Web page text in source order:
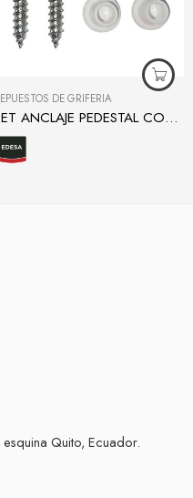
DE GRIFERÍA
SET ANCLAJE PEDESTAL CORTO
Quito, Ecuador.